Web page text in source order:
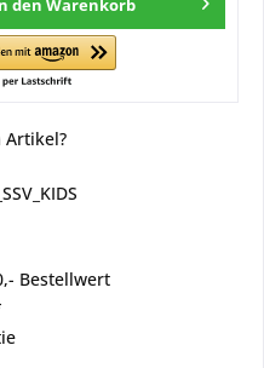
den Warenkorb
Artikel?
Bestellwert